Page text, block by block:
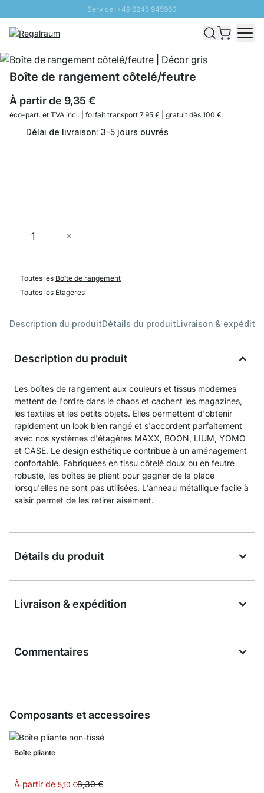
Service: +49 6245 945960
Livraison rapide - Livraison gratuite dès 100€
PROMO SOLEIL: Jusqu'à 20% de remise
Boîte de rangement côtelé/feutre
À partir de 9,35 €
éco-part. et TVA incl. | forfait transport 7,95 € | gratuit dès 100 €
Délai de livraison: 3-5 jours ouvrés
Quantité
Toutes les Boîte de rangement
Toutes les Étagères
Description du produitDétails du produitLivraison &
Description du produit
Les boîtes de rangement aux couleurs et tissus modernes
mettent de l'ordre dans le chaos et cachent les magazines,
les textiles et les petits objets. Elles permettent d'obtenir
rapidement un look bien rangé et s'accordent parfaitement
avec nos systèmes d'étagères MAXX, BOON, LIUM, YOMO
et CASE. Le design esthétique contribue à un aménagement
confortable. Fabriquées en tissu côtelé doux ou en feutre
robuste, les boîtes se plient pour gagner de la place
lorsqu'elles ne sont pas utilisées. L'anneau métallique facile à
saisir permet de les retirer aisément.
Détails du produit
Livraison & expédition
Commentaires
Composants et accessoires
Boîte pliante
À partir de 5,10 €8,30 €